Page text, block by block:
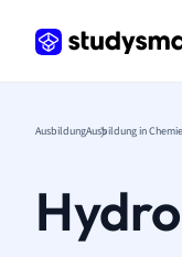
AusbildungAusbildung in Chemie